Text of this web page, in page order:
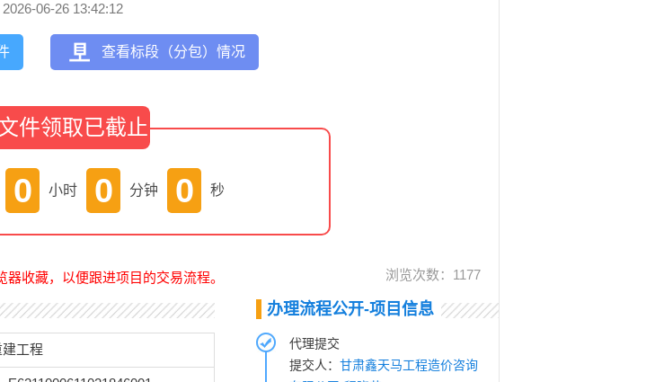
2026-06-26 13:42:12
查看标段（分包）情况
件领取已截止
0 小时 0 分钟 0 秒
收藏，以便跟进项目的交易流程。 浏览次数： 1177
工程
办理流程公开-项目信息
代理提交
提交人： 甘肃鑫天马工程造价咨询